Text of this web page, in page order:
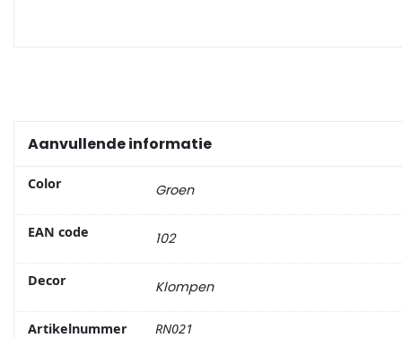
Aanvullende informatie
Color Groen
EAN code 102
Decor Klompen
Artikelnummer RN021
Kaasschaaf
Onderzetters
Theelepels